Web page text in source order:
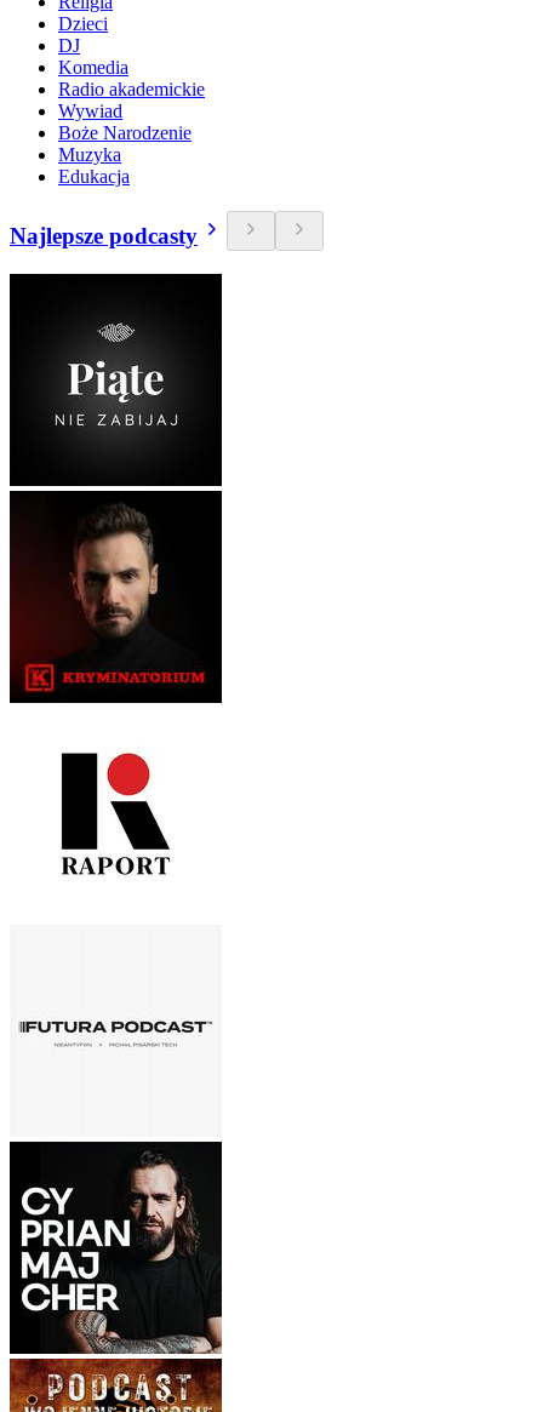
Dzieci
DJ
Komedia
Radio akademickie
Wywiad
Boże Narodzenie
Muzyka
Edukacja
Najlepsze podcasty